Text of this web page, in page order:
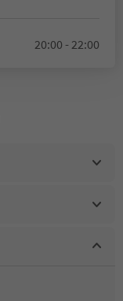
20:00 - 22:00